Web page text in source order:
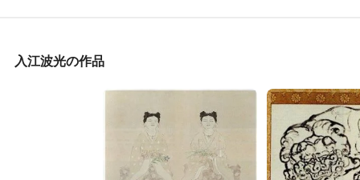
入江波光の作品